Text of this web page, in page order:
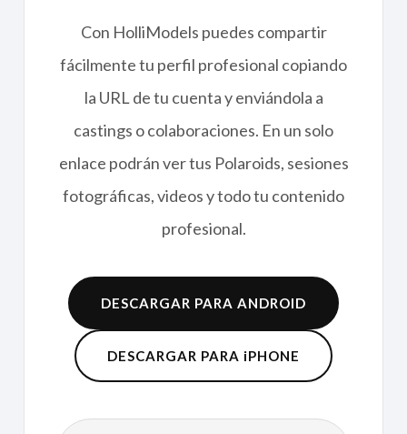
Con HolliModels puedes compartir
fácilmente tu perfil profesional copiando
la URL de tu cuenta y enviándola a
castings o colaboraciones. En un solo
enlace podrán ver tus Polaroids, sesiones
fotográficas, videos y todo tu contenido
profesional.
DESCARGAR PARA ANDROID
DESCARGAR PARA iPHONE